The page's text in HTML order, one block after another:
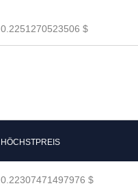
0.2251270523506 $
HÖCHSTPREIS
0.22307471497976 $